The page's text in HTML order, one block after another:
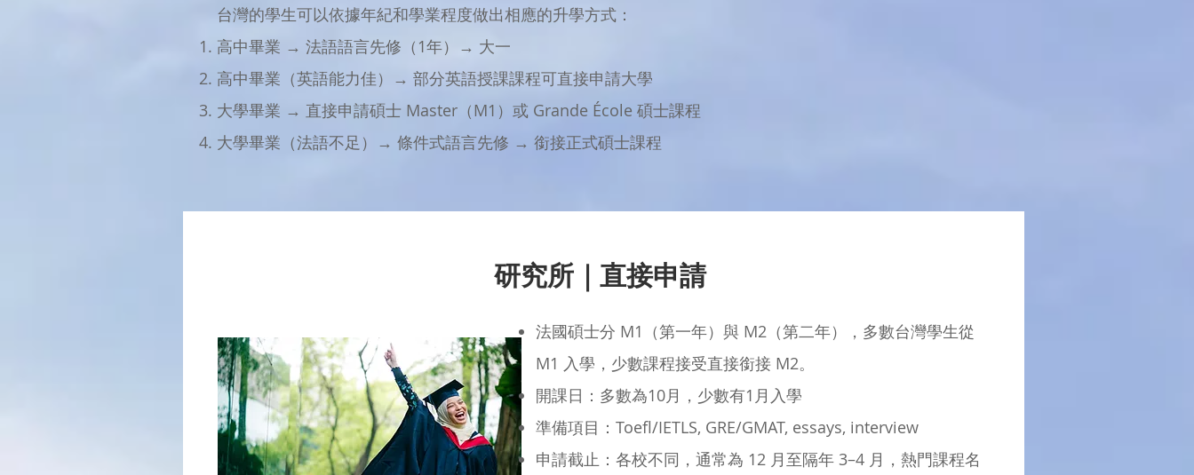
台灣的學生可以依據年紀和學業程度做出相應的升學方式：
高中畢業 → 法語語言先修（1年）→ 大一
高中畢業（英語能力佳）→ 部分英語授課課程可直接申請大學
大學畢業 → 直接申請碩士 Master（M1）或 Grande École 碩士課程
大學畢業（法語不足）→ 條件式語言先修 → 銜接正式碩士課程
研究所｜直接申請
法國碩士分 M1（第一年）與 M2（第二年），多數台灣學生從
M1 入學，少數課程接受直接銜接 M2。
開課日：多數為10月，少數有1月入學
​準備項目：Toefl/IETLS, GRE/GMAT, essays, interview
申請截止：各校不同，通常為 12 月至隔年 3–4 月，熱門課程名